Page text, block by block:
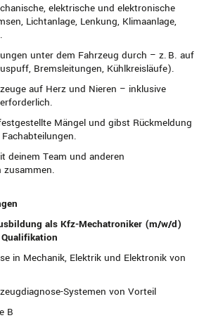
elektrische und elektronische
Lichtanlage, Lenkung, Klimaanlage,
unter dem Fahrzeug durch – z. B. auf
Bremsleitungen, Kühlkreisläufe).
auf Herz und Nieren – inklusive
Mängel und gibst Rückmeldung
deinem Team und anderen
zusammen.
als Kfz-Mechatroniker (m/w/d)
in Mechanik, Elektrik und Elektronik von
Systemen von Vorteil
B